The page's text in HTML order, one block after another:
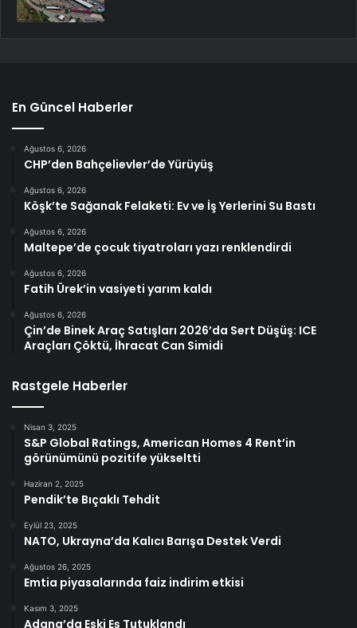
En Güncel Haberler
Ağustos 6, 2026
CHP’den Bahçelievler’de Yürüyüş
Ağustos 6, 2026
Köşk’te Sağanak Felaketi: Ev ve İş Yerlerini Su Bastı
Ağustos 6, 2026
Maltepe’de çocuk tiyatroları yazı renklendirdi
Ağustos 6, 2026
Fatih Ürek’in vasiyeti yarım kaldı
Ağustos 6, 2026
Çin’de Binek Araç Satışları 2026’da Sert Düşüş: ICE
Araçları Çöktü, İhracat Can Simidi
Rastgele Haberler
Nisan 3, 2025
S&P Global Ratings, American Homes 4 Rent’in
görünümünü pozitife yükseltti
Haziran 2, 2025
Pendik’te Bıçaklı Tehdit
Eylül 23, 2025
NATO, Ukrayna’da Kalıcı Barışa Destek Verdi
Ağustos 26, 2025
Emtia piyasalarında faiz indirim etkisi
Kasım 3, 2025
Adana’da Eski Eş Tutuklandı